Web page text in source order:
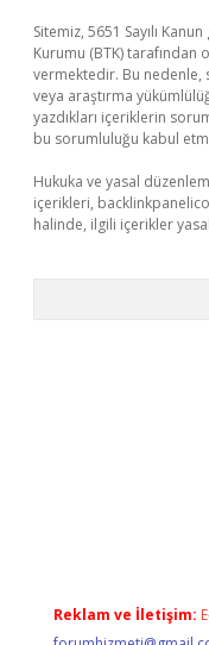
Sitemiz, 5651 Sayılı
Kurumu (BTK) tarafından
vermektedir. Bu
veya araştırma
yazdıkları içeriklerin
bu sorumluluğu kabul
Hukuka ve yasal
içerikleri,
halinde, ilgili içerikler
Reklam ve İletişim: